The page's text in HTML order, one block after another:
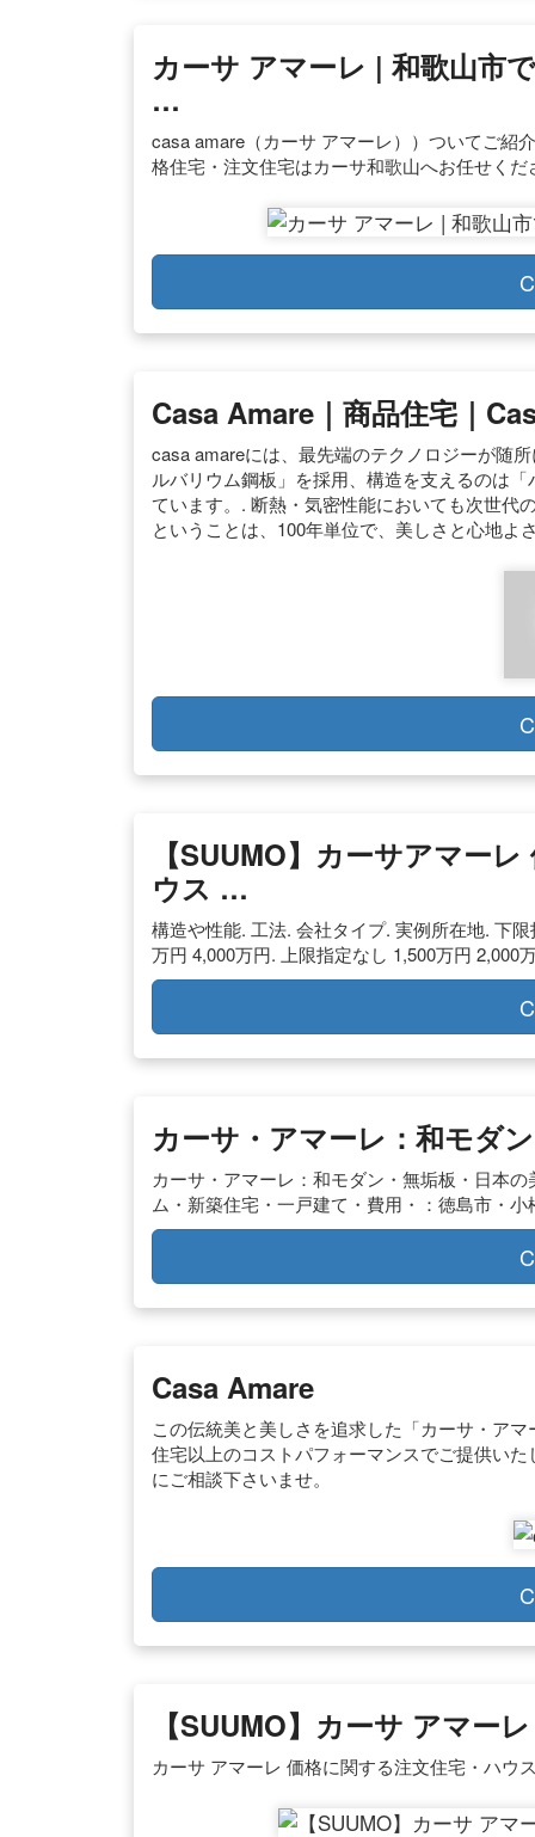
カーサ アマーレ | 和歌山市
…
casa amare（カーサ アマーレ））ついてご紹
格住宅・注文住宅はカーサ和歌山へお任せくだ
Casa Amare｜商品住宅｜
casa amareには、最先端のテクノロジーが随
ルバリウム鋼板」を採用、構造を支えるのは
ています。. 断熱・気密性能においても次世代
ということは、100年単位で、美しさと心地よ
【SUUMO】カーサアマー
ウス …
構造や性能. 工法. 会社タイプ. 実例所在地. 下
万円 4,000万円. 上限指定なし 1,500万円 2,000
カーサ・アマーレ：和モダ
カーサ・アマーレ：和モダン・無垢板・日本
ム・新築住宅・一戸建て・費用・：徳島市・
Casa Amare
この伝統美と美しさを追求した「カーサ・ア
住宅以上のコストパフォーマンスでご提供い
にご相談下さいませ。
【SUUMO】カーサ アマー
カーサ アマーレ 価格に関する注文住宅・ハウ